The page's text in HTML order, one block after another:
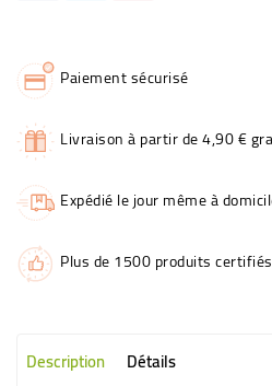
Paiement sécurisé
Livraison à partir de 4,90 €
Expédié le jour même à
Plus de 1500 produits
Description Détails